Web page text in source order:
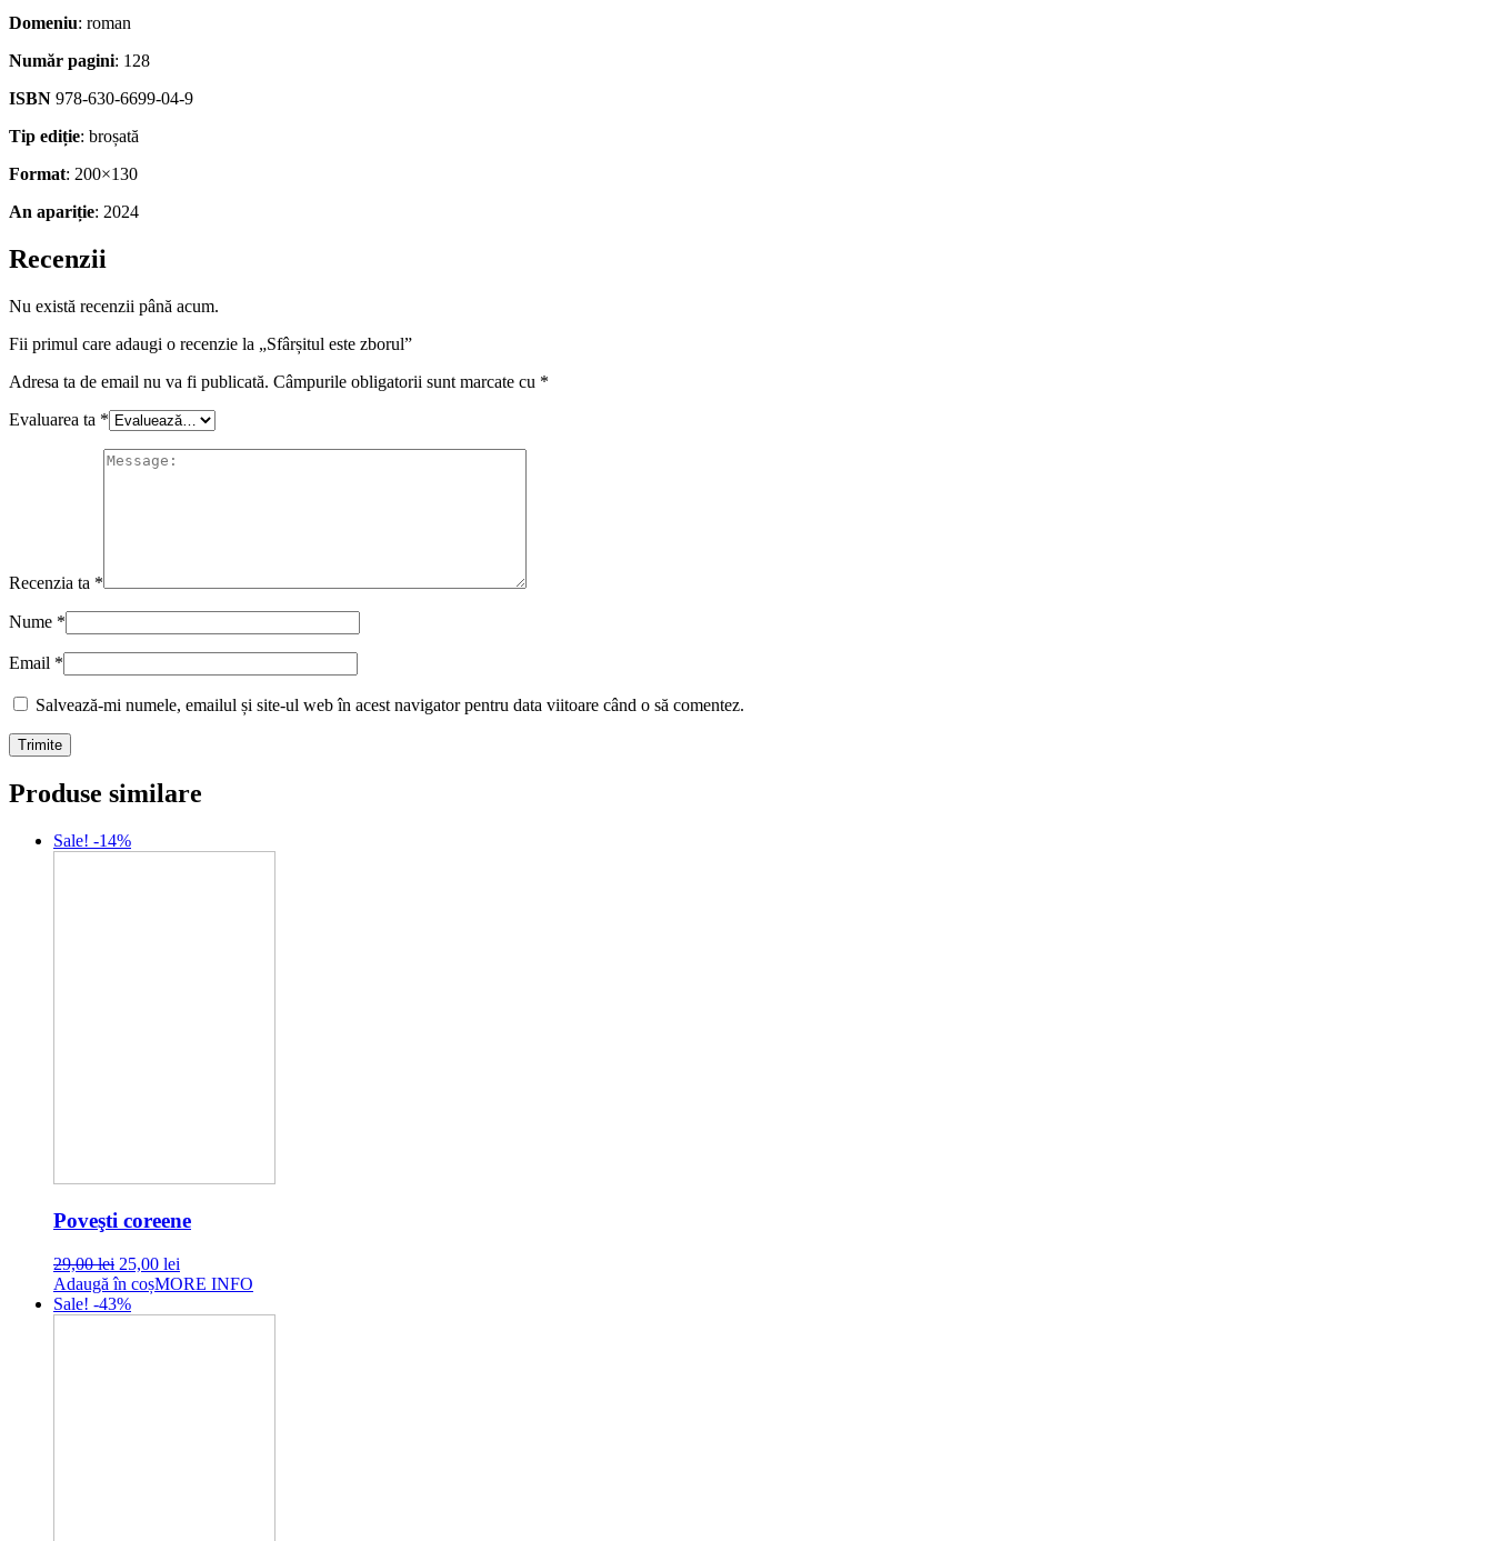
Domeniu: roman
Număr pagini: 128
ISBN 978-630-6699-04-9
Tip ediție: broșată
Format: 200×130
An apariție: 2024
Recenzii
Nu există recenzii până acum.
Fii primul care adaugi o recenzie la „Sfârșitul este zborul”
Adresa ta de email nu va fi publicată. Câmpurile obligatorii sunt marcate cu *
Evaluarea ta *
Recenzia ta *
Nume *
Email *
Salvează-mi numele, emailul și site-ul web în acest navigator pentru data viitoare când o să comentez.
Produse similare
Sale! -14%
Poveşti coreene
29,00lei Original
price
was:
25,00 lei
price
Adaugă în coșMORE INFO
Sale! -43%